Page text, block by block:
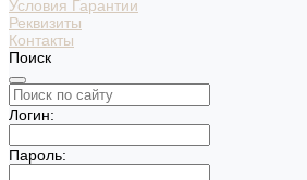
Условия Гарантии
Реквизиты
Контакты
Поиск
Логин:
Пароль: